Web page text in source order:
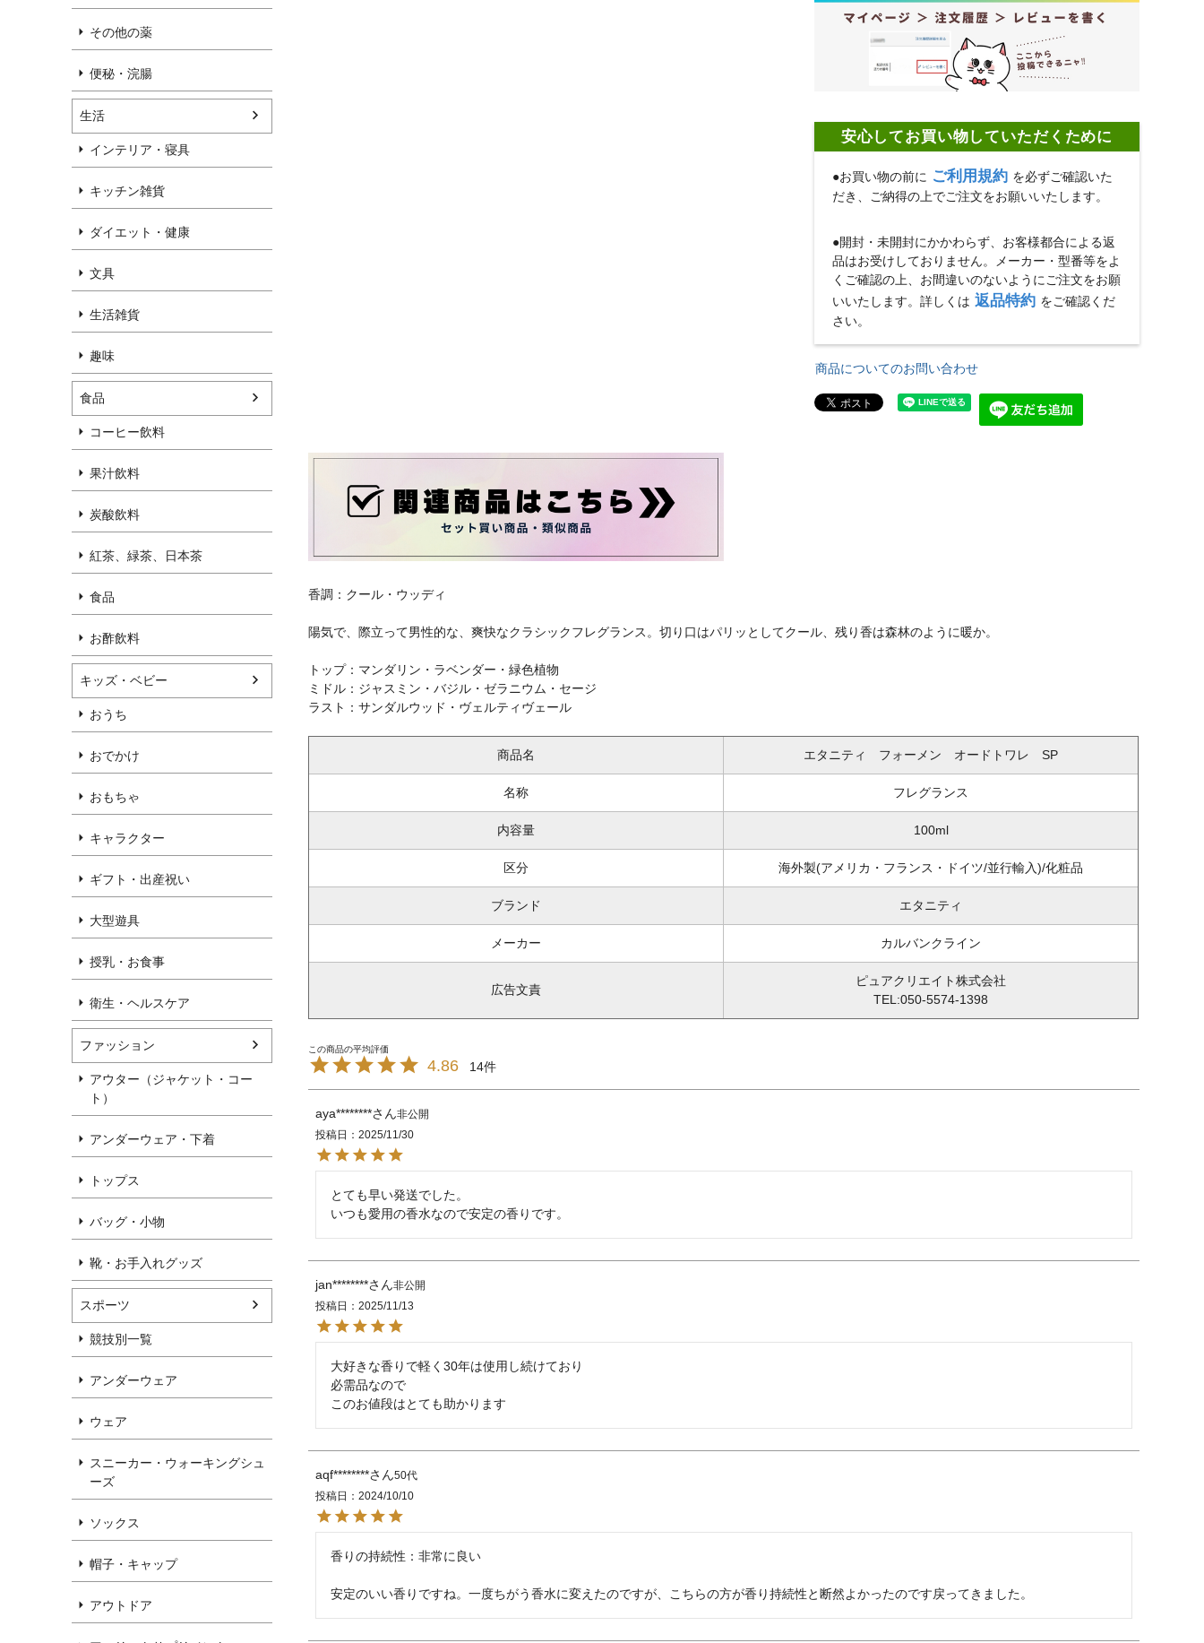
その他の薬
便秘・浣腸
生活
インテリア・寝具
キッチン雑貨
ダイエット・健康
文具
生活雑貨
趣味
食品
コーヒー飲料
果汁飲料
炭酸飲料
紅茶、緑茶、日本茶
食品
お酢飲料
キッズ・ベビー
おうち
おでかけ
おもちゃ
キャラクター
ギフト・出産祝い
大型遊具
授乳・お食事
衛生・ヘルスケア
ファッション
アウター（ジャケット・コー
ト）
アンダーウェア・下着
トップス
バッグ・小物
靴・お手入れグッズ
スポーツ
競技別一覧
アンダーウェア
ウェア
スニーカー・ウォーキングシュ
ーズ
ソックス
帽子・キャップ
アウトドア
安心してお買い物していただくために
●お買い物の前に ご利用規約 を必ずご確認いた
だき、ご納得の上でご注文をお願いいたします。
●開封・未開封にかかわらず、お客様都合による返
品はお受けしておりません。メーカー・型番等をよ
くご確認の上、お間違いのないようにご注文をお願
いいたします。詳しくは 返品特約 をご確認くだ
さい。
商品についてのお問い合わせ
香調：クール・ウッディ
陽気で、際立って男性的な、爽快なクラシックフレグランス。切り口はパリッとしてクール、残り香は森林のように暖か。
トップ：マンダリン・ラベンダー・緑色植物
ミドル：ジャスミン・バジル・ゼラニウム・セージ
ラスト：サンダルウッド・ヴェルティヴェール
商品名 エタニティ フォーメン オードトワレ SP
名称 フレグランス
内容量 100ml
区分 海外製(アメリカ・フランス・ドイツ/並行輸入)/化粧品
ブランド エタニティ
メーカー カルバンクライン
広告文責
ピュアクリエイト株式会社
TEL:050-5574-1398
4.86 14
aya********
非公開
投稿日
2025/11/30
とても早い発送でした。
いつも愛用の香水なので安定の香りです。
jan********
非公開
投稿日
2025/11/13
大好きな香りで軽く30年は使用し続けており
必需品なので
このお値段はとても助かります
aqf********
50代
投稿日
2024/10/10
香りの持続性：非常に良い
安定のいい香りですね。一度ちがう香水に変えたのですが、こちらの方が香り持続性と断然よかったのです戻ってきました。